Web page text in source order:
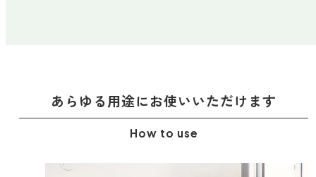
あらゆる用途に お使いいただけます
How to use